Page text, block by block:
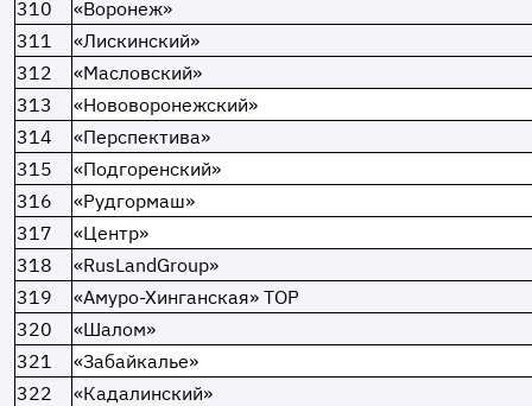
310
«Воронеж»
311
«Лискинский»
312
«Масловский»
313
«Нововоронежский»
314
«Перспектива»
315
«Подгоренский»
316
«Рудгормаш»
317
«Центр»
318
«RusLandGroup»
319
«Амуро-Хинганская» ТОР
320
«Шалом»
321
«Забайкалье»
322
«Кадалинский»